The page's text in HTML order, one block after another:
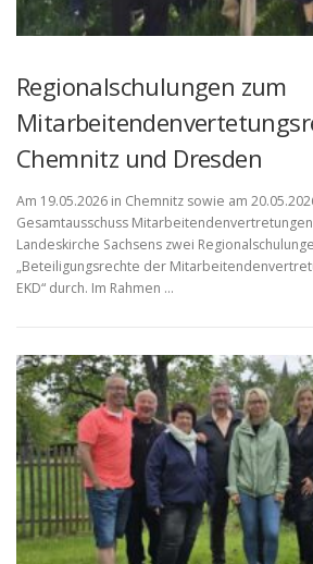
Regionalschulungen zum
Chemnitz und Dresden
Am 19.05.2026 in Chemnitz sowie am
Gesamtausschuss Mitarbeitendenvertretungen
Landeskirche Sachsens zwei
„Beteiligungsrechte der
EKD“ durch. Im Rahmen …